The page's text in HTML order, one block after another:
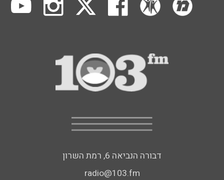
דבורה הנביאה 6, רמת השרון
radio@103.fm